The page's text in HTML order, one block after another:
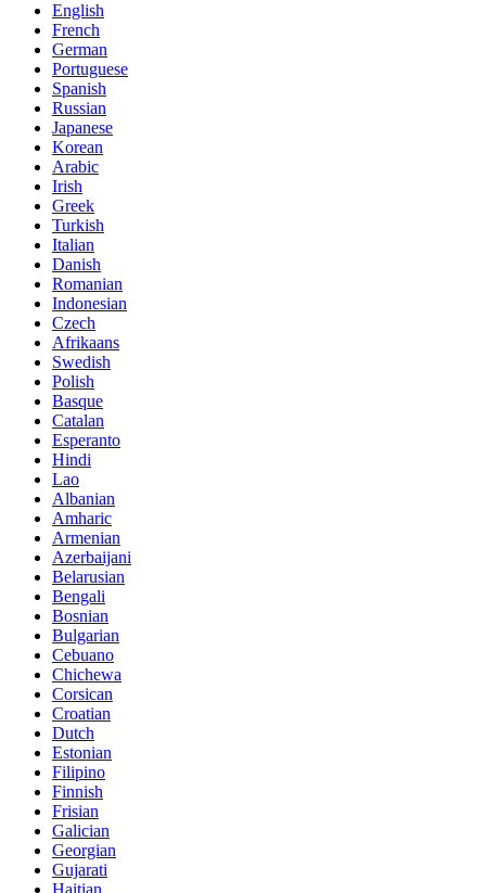
English
French
German
Portuguese
Spanish
Russian
Japanese
Korean
Arabic
Irish
Greek
Turkish
Italian
Danish
Romanian
Indonesian
Czech
Afrikaans
Swedish
Polish
Basque
Catalan
Esperanto
Hindi
Lao
Albanian
Amharic
Armenian
Azerbaijani
Belarusian
Bengali
Bosnian
Bulgarian
Cebuano
Chichewa
Corsican
Croatian
Dutch
Estonian
Filipino
Finnish
Frisian
Galician
Georgian
Gujarati
Haitian